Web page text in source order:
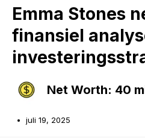
Emma Stones
finansiel
Net Worth: 40
juli 19, 2025